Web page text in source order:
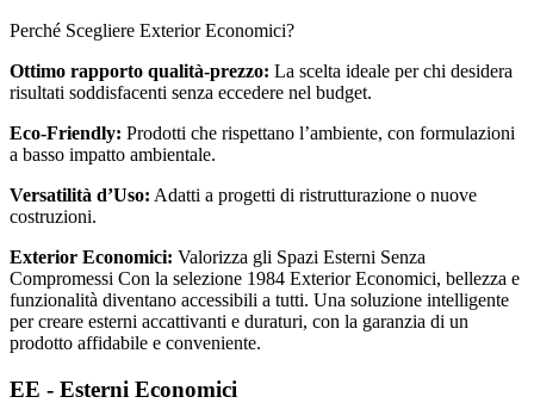
Perché Scegliere Exterior Economici?
Ottimo rapporto qualità-prezzo: La scelta ideale per chi desidera
risultati soddisfacenti senza eccedere nel budget.
Eco-Friendly: Prodotti che rispettano l’ambiente, con formulazioni
a basso impatto ambientale.
Versatilità d’Uso: Adatti a progetti di ristrutturazione o nuove
costruzioni.
Exterior Economici: Valorizza gli Spazi Esterni Senza
Compromessi Con la selezione 1984 Exterior Economici, bellezza e
funzionalità diventano accessibili a tutti. Una soluzione intelligente
per creare esterni accattivanti e duraturi, con la garanzia di un
prodotto affidabile e conveniente.
EE - Esterni Economici